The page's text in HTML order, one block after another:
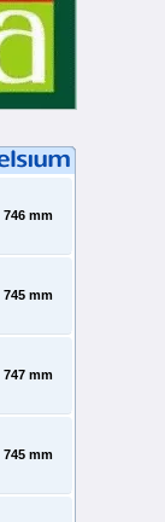
746 mm
745 mm
747 mm
745 mm